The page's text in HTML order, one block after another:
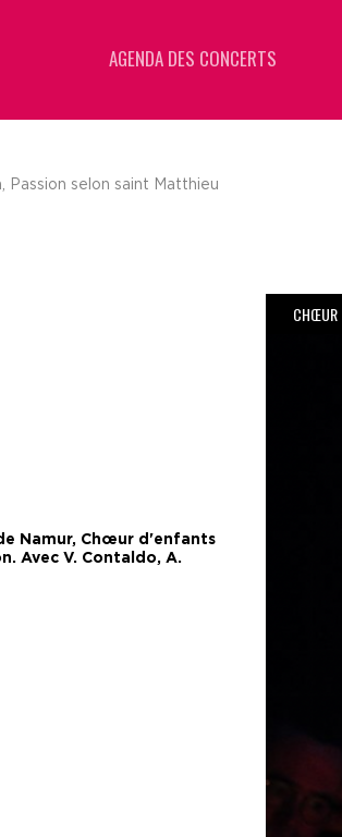
AGENDA DES CONCERTS
Passion selon saint Matthieu
Namur, Chœur d'enfants
Avec V. Contaldo, A.
CHŒUR